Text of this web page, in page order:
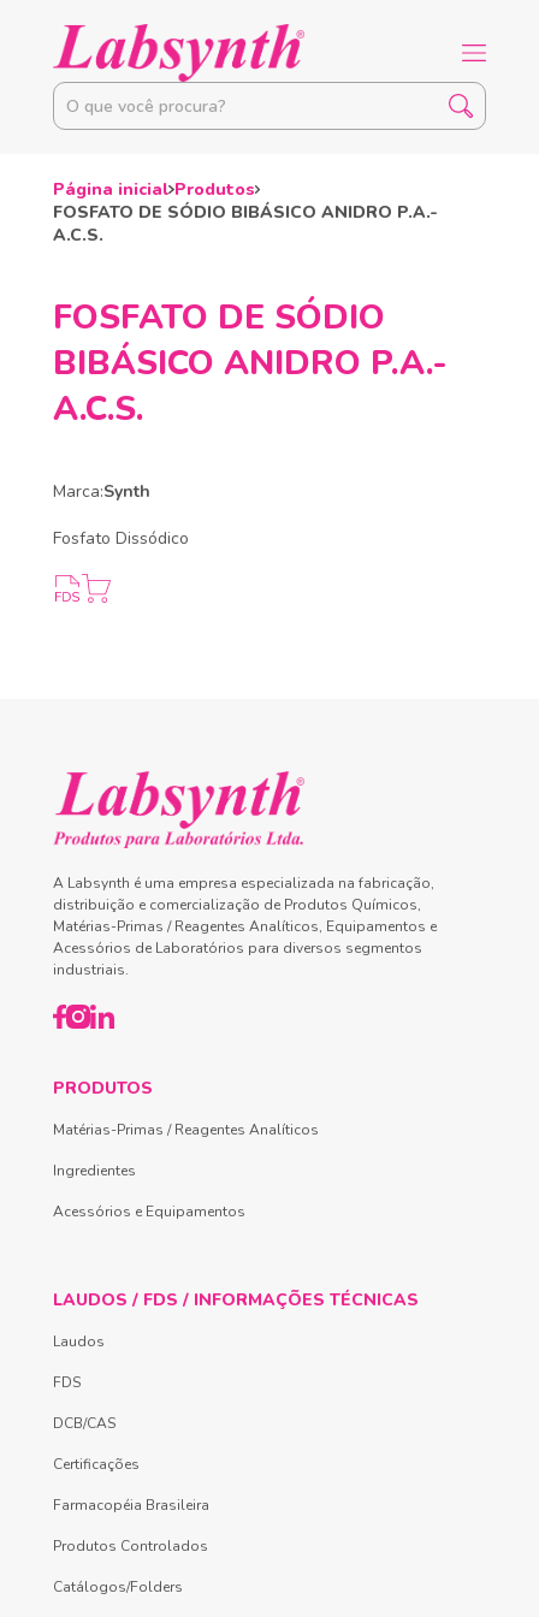
Página inicial Produtos
FOSFATO DE SÓDIO BIBÁSICO ANIDRO P.A.-
A.C.S.
FOSFATO DE SÓDIO
BIBÁSICO ANIDRO P.A.-
A.C.S.
Marca:Synth
Fosfato Dissódico
A Labsynth é uma empresa especializada na fabricação,
distribuição e comercialização de Produtos Químicos,
Matérias-Primas / Reagentes Analíticos, Equipamentos e
Acessórios de Laboratórios para diversos segmentos
industriais.
PRODUTOS
Matérias-Primas / Reagentes Analíticos
Ingredientes
Acessórios e Equipamentos
LAUDOS / FDS / INFORMAÇÕES TÉCNICAS
Laudos
FDS
DCB/CAS
Certificações
Farmacopéia Brasileira
Produtos Controlados
Catálogos/Folders